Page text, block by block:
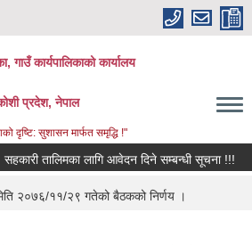
गाउँ कार्यपालिकाको कार्यालय
प्रदेश, नेपाल
दृष्टि: सुशासन मार्फत समृद्धि !"
सहकारी तालिमका लागि आवेदन दिने सम्बन्धी सूचना !!!
२०७६/११/२९ गतेको बैठकको निर्णय ।